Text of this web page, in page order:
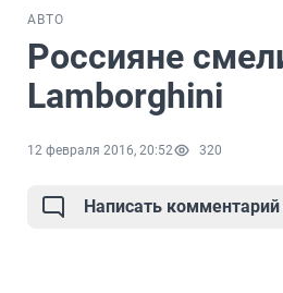
АВТО
Россияне
Lamborghini
12 февраля 2016, 20:52 320
Написать комментарий